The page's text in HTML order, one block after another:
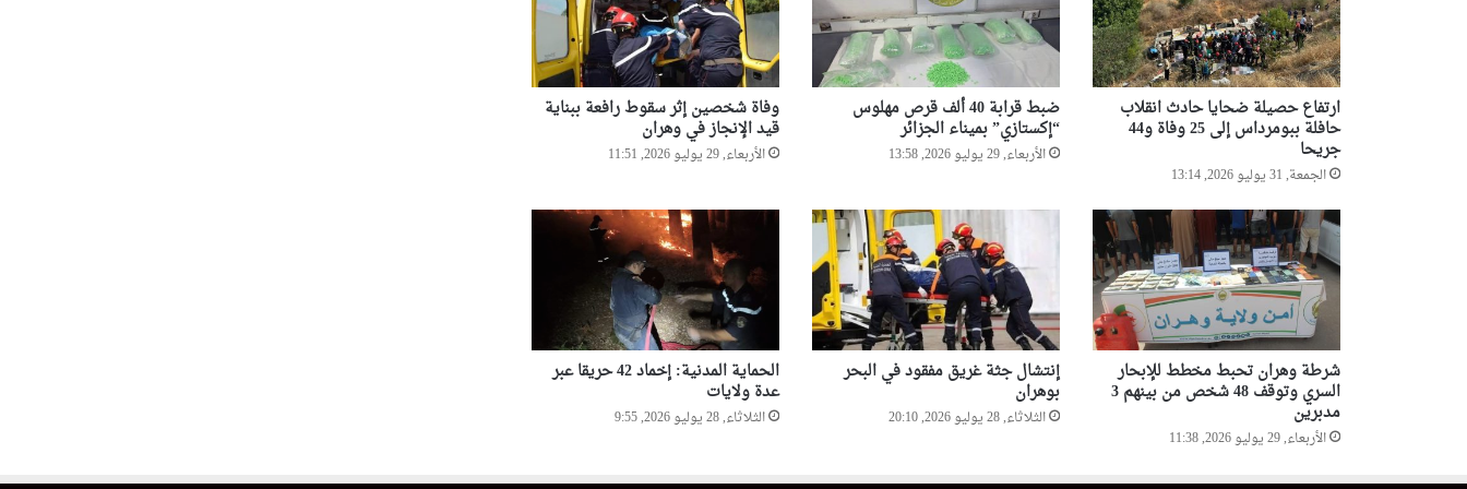
للأطفال..التماس 3 سنوات حبسا
نافذا لمتهم
بعد تداول فيديو عبر مواقع
التواصل..توقيف متورطين في
الاعتداء على حرمة مسجد ببرج
الكيفان
تطيح بمروجين ومبحوث عنهم
وتحجز مخدرات وأسلحة بيضاء
ارتفاع حصيلة ضحايا حادث انقلاب
حافلة ببومرداس إلى 25 وفاة و44
جريحا
الجمعة, 31 يوليو 2026, 13:14
ضبط قرابة 40 ألف قرص مهلوس
“إكستازي” بميناء الجزائر
الأربعاء, 29 يوليو 2026, 13:58
وفاة شخصين إثر سقوط رافعة ببناية
قيد الإنجاز في وهران
الأربعاء, 29 يوليو 2026, 11:51
شرطة وهران تحبط مخطط للإبحار
السري وتوقف 48 شخص من بينهم 3
مدبرين
الأربعاء, 29 يوليو 2026, 11:38
إنتشال جثة غريق مفقود في البحر
بوهران
الثلاثاء, 28 يوليو 2026, 20:10
الحماية المدنية: إخماد 42 حريقا عبر
عدة ولايات
الثلاثاء, 28 يوليو 2026, 9:55